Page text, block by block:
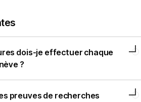
dois-je effectuer chaque
?
preuves de recherches